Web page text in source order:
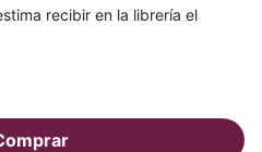
recibir en la librería el